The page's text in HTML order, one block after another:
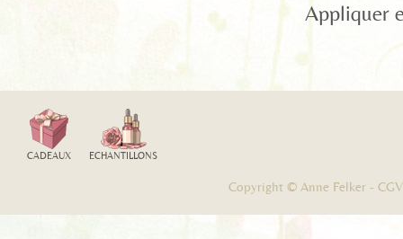
Appliquer
CADEAUX ECHANTILLONS
Copyright © Anne Felker - CGV